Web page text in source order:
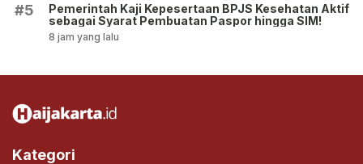
#5
Pemerintah Kaji Kepesertaan BPJS Kesehatan Aktif
sebagai Syarat Pembuatan Paspor hingga SIM!
8 jam yang lalu
Kategori